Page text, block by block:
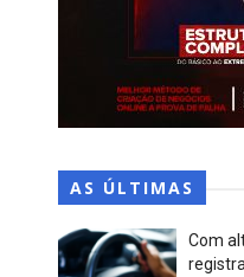
AS ÚLTIMAS
Com